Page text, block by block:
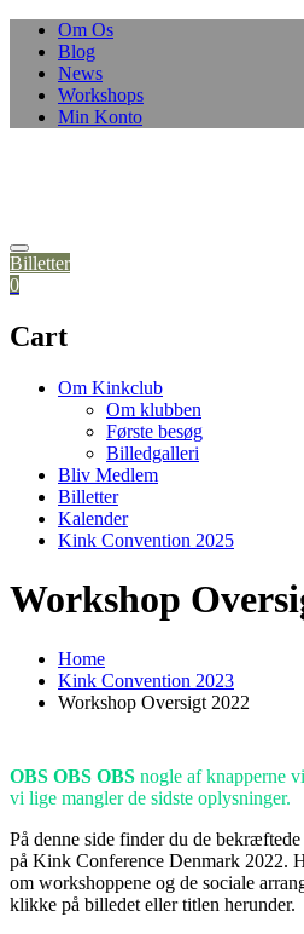
Om Os
Blog
News
Workshops
Min Konto
Billetter
0
Cart
Om Kinkclub
Om klubben
Første besøg
Billedgalleri
Bliv Medlem
Billetter
Kalender
Kink Convention 2025
Workshop
Home
Kink Convention 2023
Workshop Oversigt 2022
OBS OBS OBS nogle af knapperne
vi lige mangler de sidste oplysninger.
På denne side finder du de
på Kink Conference Denmark 2022.
om workshoppene og de sociale
klikke på billedet eller titlen herunder.